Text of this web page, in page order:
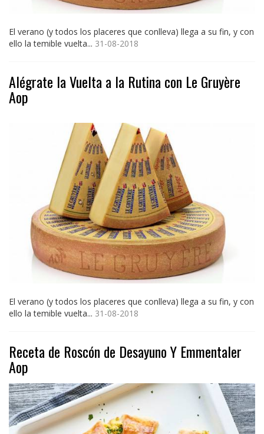
El verano (y todos los placeres que conlleva) llega a su fin, y con
ello la temible vuelta... 31-08-2018
Alégrate la Vuelta a la Rutina con Le Gruyère
Aop
El verano (y todos los placeres que conlleva) llega a su fin, y con
ello la temible vuelta... 31-08-2018
Receta de Roscón de Desayuno Y Emmentaler
Aop